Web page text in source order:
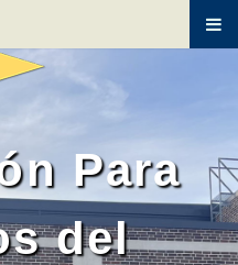
Para
del